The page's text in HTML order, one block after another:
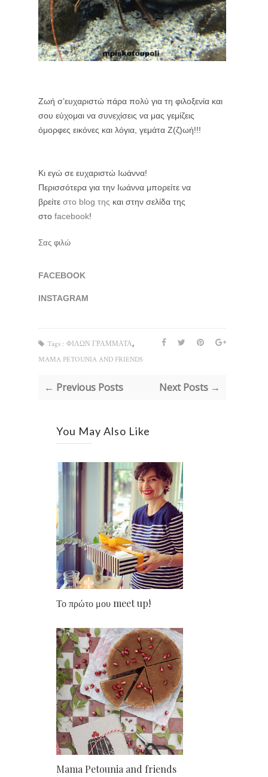
Ζωή σ’ευχαριστώ πάρα πολύ για τη φιλοξενία και
σου εύχομαι να συνεχίσεις να μας γεμίζεις
όμορφες εικόνες και λόγια, γεμάτα Ζ(ζ)ωή!!!
Κι εγώ σε ευχαριστώ Ιωάννα!
Περισσότερα για την Ιωάννα μπορείτε να
βρείτε στο blog της και στην σελίδα της
στο facebook!
Σας φιλώ
FACEBOOK
INSTAGRAM
Tags : ΦΙΛΩΝ ΓΡΑΜΜΑΤΑ,
MAMA PETOUNIA AND FRIENDS
← Previous Posts Next Posts →
You May Also Like
Το πρώτο μου meet up!
Mama Petounia and friends